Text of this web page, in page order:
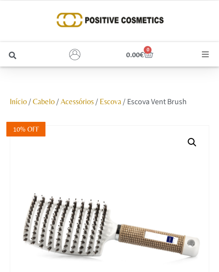
0.00€
0
Unhas
Homem
Maquilhagem
Mobiliário
Início/ Cabelo/ Acessórios/ Escova/ Escova Vent Brush
10% OFF